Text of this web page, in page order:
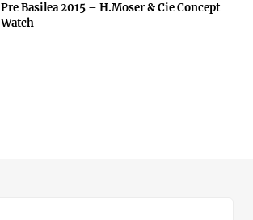
Pre Basilea 2015 – H.Moser & Cie Concept
Watch